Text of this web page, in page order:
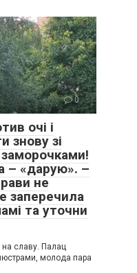
0
очі і
знову зі
– «дарую». –
не
заперечила
та уточни
славу. Палац
молода пара